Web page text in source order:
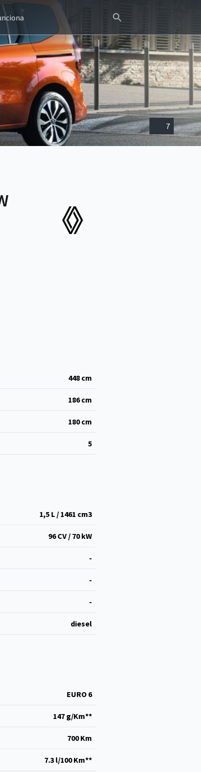
7
448 cm
186cm
180cm
5
1,5 L / 1461 cm3
96 CV / 70 kW
-
-
-
diesel
EURO 6
147 g/Km**
700 Km
7.3 l/100 Km**